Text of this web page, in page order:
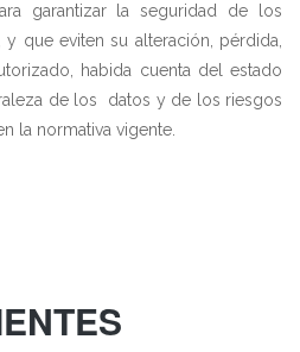
garantizar la seguridad de los
que eviten su alteración, pérdida,
habida cuenta del estado
de los datos y de los riesgos
la normativa vigente.